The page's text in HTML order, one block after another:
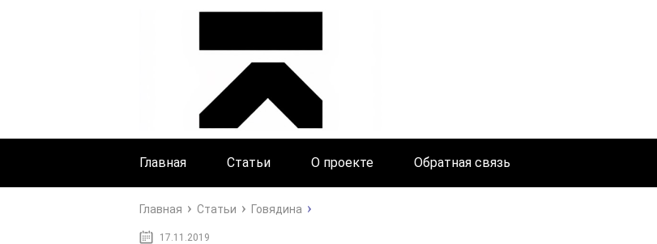
Главная Статьи О проекте Обратная связь
Главная Статьи Говядина
17.11.2019